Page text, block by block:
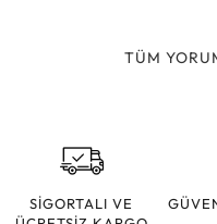
TÜM
SİGORTALI VE